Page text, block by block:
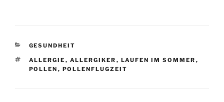
KATEGORIEN
GESUNDHEIT
SCHLAGWÖRTER
ALLERGIE , ALLERGIKER , LAUFEN IM SOMMER ,
POLLEN , POLLENFLUGZEIT